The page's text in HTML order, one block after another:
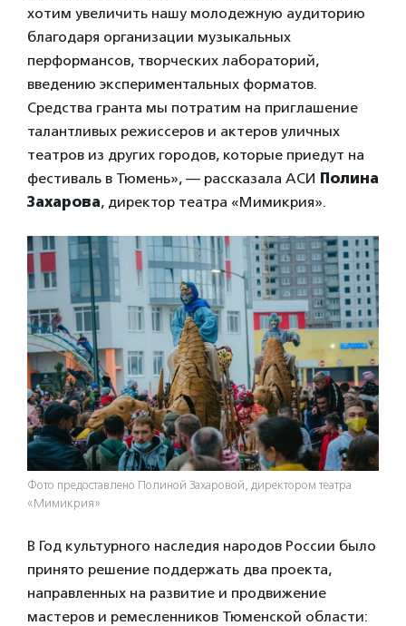
хотим увеличить нашу молодежную аудиторию
благодаря организации музыкальных
перформансов, творческих лабораторий,
введению экспериментальных форматов.
Средства гранта мы потратим на приглашение
талантливых режиссеров и актеров уличных
театров из других городов, которые приедут на
фестиваль в Тюмень», — рассказала АСИ Полина
Захарова, директор театра «Мимикрия».
Фото предоставлено Полиной Захаровой, директором театра
«Мимикрия»
В Год культурного наследия народов России было
принято решение поддержать два проекта,
направленных на развитие и продвижение
мастеров и ремесленников Тюменской области: